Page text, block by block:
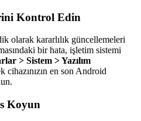
Kontrol Edin
olarak kararlılık güncellemeleri
bir hata, işletim sistemi
> Sistem > Yazılım
cihazınızın en son Android
Koyun